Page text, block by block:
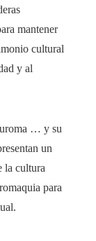
mantener
cultural
y al
… y su
un
la cultura
para